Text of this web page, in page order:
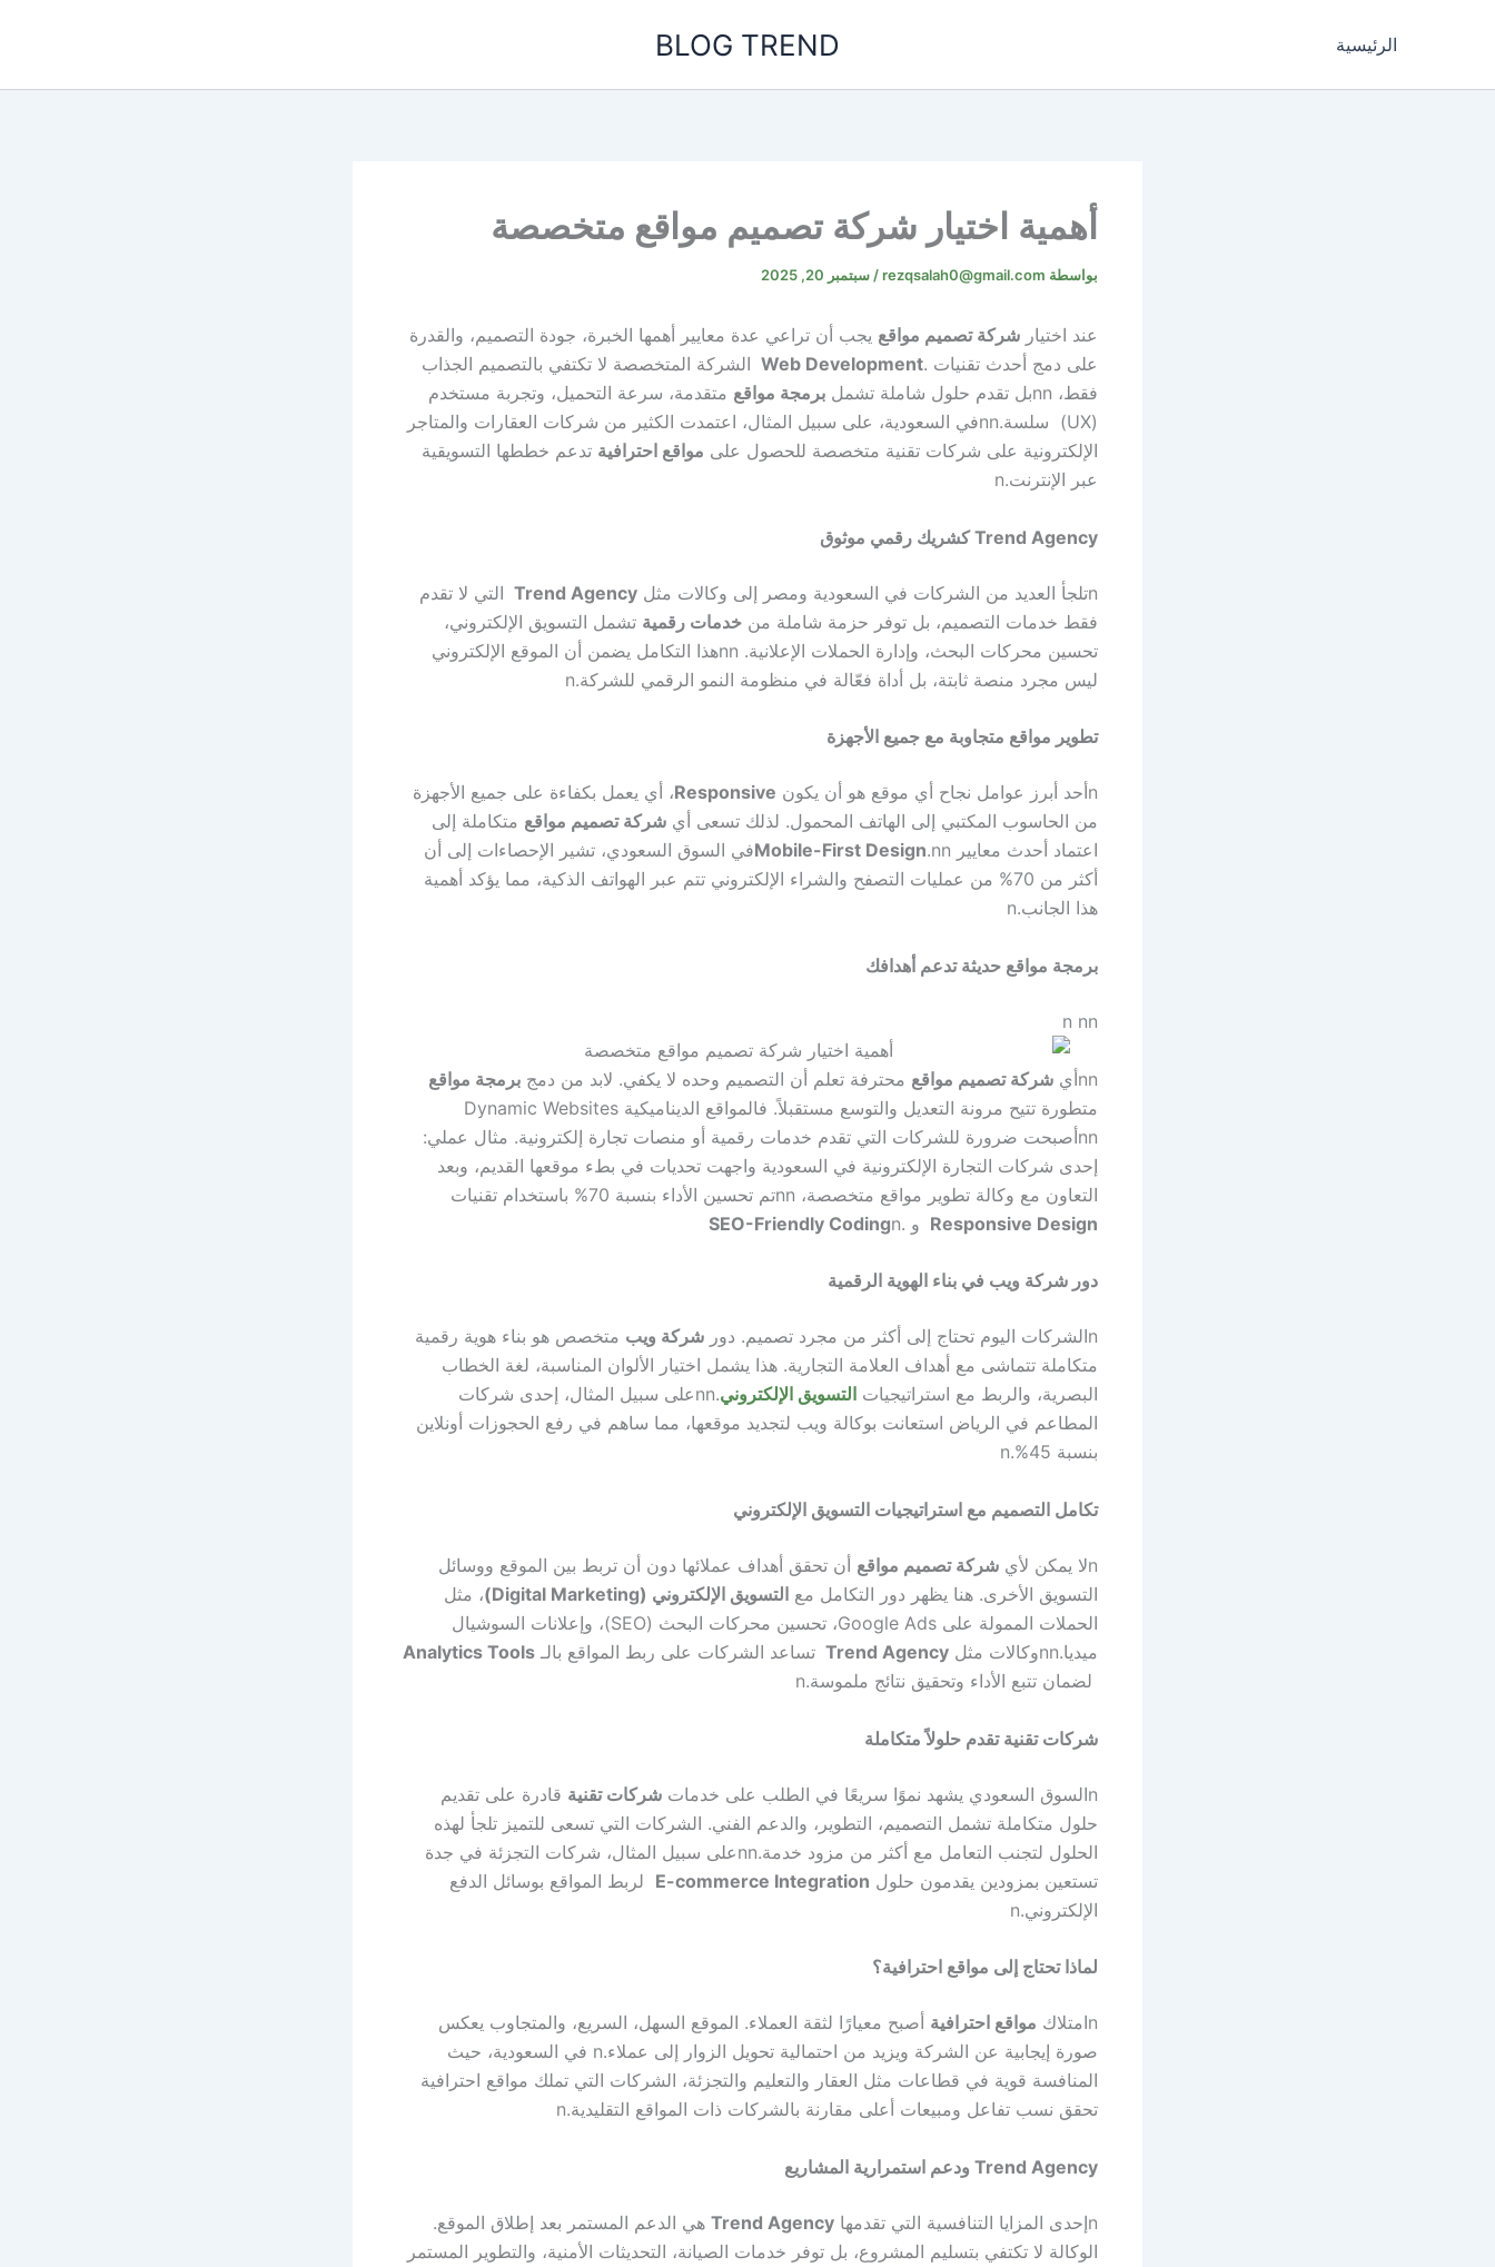
الرئيسية BLOG TREND
أهمية اختيار شركة تصميم مواقع متخصصة
بواسطة rezqsalah0@gmail.com
/ سبتمبر 20, 2025
عند اختيار شركة تصميم مواقع يجب أن تراعي عدة معايير أهمها الخبرة، جودة التصميم، والقدرة
على دمج أحدث تقنيات .Web Development الشركة المتخصصة لا تكتفي بالتصميم الجذاب
فقط، nnبل تقدم حلول شاملة تشمل برمجة مواقع متقدمة، سرعة التحميل، وتجربة مستخدم
(UX) سلسة.
nnفي السعودية، على سبيل المثال، اعتمدت الكثير من شركات العقارات والمتاجر
الإلكترونية على شركات تقنية متخصصة للحصول على مواقع احترافية تدعم خططها التسويقية
عبر الإنترنت.n
Trend Agency كشريك رقمي موثوق
nتلجأ العديد من الشركات في السعودية ومصر إلى وكالات مثل Trend Agency التي لا تقدم
فقط خدمات التصميم، بل توفر حزمة شاملة من خدمات رقمية تشمل التسويق الإلكتروني،
تحسين محركات البحث، وإدارة الحملات الإعلانية. nnهذا التكامل يضمن أن الموقع الإلكتروني
ليس مجرد منصة ثابتة، بل أداة فعّالة في منظومة النمو الرقمي للشركة.n
تطوير مواقع متجاوبة مع جميع الأجهزة
nأحد أبرز عوامل نجاح أي موقع هو أن يكون Responsive، أي يعمل بكفاءة على جميع الأجهزة
من الحاسوب المكتبي إلى الهاتف المحمول. لذلك تسعى أي شركة تصميم مواقع متكاملة إلى
اعتماد أحدث معايير
Mobile-First Design.nn
في السوق السعودي، تشير الإحصاءات إلى أن
أكثر من 70% من عمليات التصفح والشراء الإلكتروني تتم عبر الهواتف الذكية، مما يؤكد أهمية
هذا الجانب.n
برمجة مواقع حديثة تدعم أهدافك
n nn
nnأي شركة تصميم مواقع محترفة تعلم أن التصميم وحده لا يكفي. لابد من دمج برمجة مواقع
متطورة تتيح مرونة التعديل والتوسع مستقبلاً. فالمواقع الديناميكية Dynamic Websites
nnأصبحت ضرورة للشركات التي تقدم خدمات رقمية أو منصات تجارة إلكترونية. مثال عملي:
إحدى شركات التجارة الإلكترونية في السعودية واجهت تحديات في بطء موقعها القديم، وبعد
التعاون مع وكالة تطوير مواقع متخصصة، nnتم تحسين الأداء بنسبة 70% باستخدام تقنيات
Responsive Design و . SEO-Friendly Codingn
دور شركة ويب في بناء الهوية الرقمية
nالشركات اليوم تحتاج إلى أكثر من مجرد تصميم. دور شركة ويب متخصص هو بناء هوية رقمية
متكاملة تتماشى مع أهداف العلامة التجارية. هذا يشمل اختيار الألوان المناسبة، لغة الخطاب
البصرية، والربط مع استراتيجيات التسويق الإلكتروني.
nnعلى سبيل المثال، إحدى شركات
المطاعم في الرياض استعانت بوكالة ويب لتجديد موقعها، مما ساهم في رفع الحجوزات أونلاين
بنسبة 45%.
n
تكامل التصميم مع استراتيجيات التسويق الإلكتروني
nلا يمكن لأي شركة تصميم مواقع أن تحقق أهداف عملائها دون أن تربط بين الموقع ووسائل
التسويق الأخرى. هنا يظهر دور التكامل مع التسويق الإلكتروني (Digital Marketing)
، مثل
الحملات الممولة على Google Ads، تحسين محركات البحث (SEO)، وإعلانات السوشيال
ميديا.nnوكالات مثل Trend Agency تساعد الشركات على ربط المواقع بالـ Analytics Tools
لضمان تتبع الأداء وتحقيق نتائج ملموسة.n
شركات تقنية تقدم حلولاً متكاملة
nالسوق السعودي يشهد نموًا سريعًا في الطلب على خدمات شركات تقنية قادرة على تقديم
حلول متكاملة تشمل التصميم، التطوير، والدعم الفني. الشركات التي تسعى للتميز تلجأ لهذه
الحلول لتجنب التعامل مع أكثر من مزود خدمة.nnعلى سبيل المثال، شركات التجزئة في جدة
تستعين بمزودين يقدمون حلول E-commerce Integration لربط المواقع بوسائل الدفع
الإلكتروني.n
لماذا تحتاج إلى مواقع احترافية؟
nامتلاك مواقع احترافية أصبح معيارًا لثقة العملاء. الموقع السهل، السريع، والمتجاوب يعكس
صورة إيجابية عن الشركة ويزيد من احتمالية تحويل الزوار إلى عملاء.n في السعودية، حيث
المنافسة قوية في قطاعات مثل العقار والتعليم والتجزئة، الشركات التي تملك مواقع احترافية
تحقق نسب تفاعل ومبيعات أعلى مقارنة بالشركات ذات المواقع التقليدية.n
Trend Agency ودعم استمرارية المشاريع
nإحدى المزايا التنافسية التي تقدمها Trend Agency هي الدعم المستمر بعد إطلاق الموقع.
الوكالة لا تكتفي بتسليم المشروع، بل توفر خدمات الصيانة، التحديثات الأمنية، والتطوير المستمر